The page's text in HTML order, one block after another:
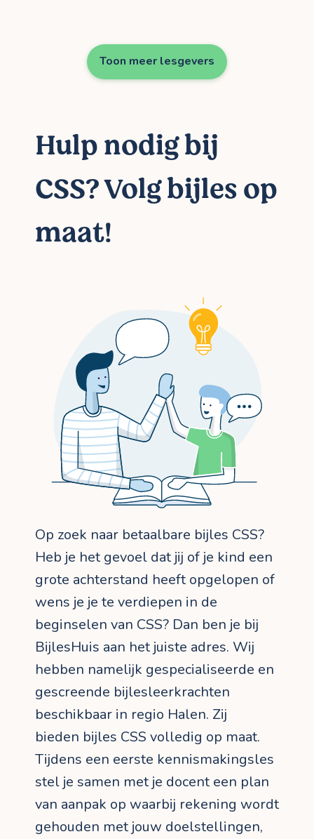
Toon meer lesgevers
Hulp nodig bij
CSS? Volg bijles op
maat!
Op zoek naar betaalbare bijles CSS?
Heb je het gevoel dat jij of je kind een
grote achterstand heeft opgelopen of
wens je je te verdiepen in de
beginselen van CSS? Dan ben je bij
BijlesHuis aan het juiste adres. Wij
hebben namelijk gespecialiseerde en
gescreende bijlesleerkrachten
beschikbaar in regio Halen. Zij
bieden bijles CSS volledig op maat.
Tijdens een eerste kennismakingsles
stel je samen met je docent een plan
van aanpak op waarbij rekening wordt
gehouden met jouw doelstellingen,